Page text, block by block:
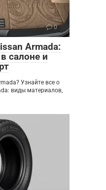
0
Armada:
салоне и
Узнайте все о
виды материалов,